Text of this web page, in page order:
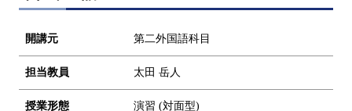
開講元 第二外国語科目
担当教員 太田 岳人
授業形態 演習 (対面型)